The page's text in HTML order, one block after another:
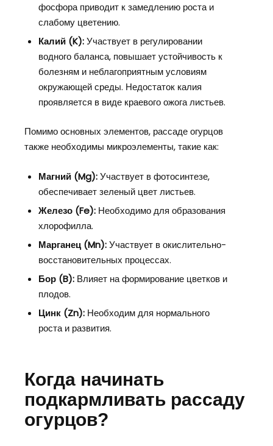
фосфора приводит к замедлению роста и
слабому цветению.
Калий (K):Участвует в регулировании
водного баланса, повышает устойчивость к
болезням и неблагоприятным условиям
окружающей среды. Недостаток калия
проявляется в виде краевого ожога листьев.
Помимо основных элементов, рассаде огурцов
также необходимы микроэлементы, такие как:
Магний (Mg):Участвует в фотосинтезе,
обеспечивает зеленый цвет листьев.
Железо (Fe):Необходимо для образования
хлорофилла.
Марганец (Mn):Участвует в окислительно-
восстановительных процессах.
Бор (B):Влияет на формирование цветков и
плодов.
Цинк (Zn):Необходим для нормального
роста и развития.
Когда начинать
подкармливать рассаду
огурцов?